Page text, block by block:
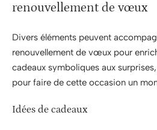
renouvellement de vœux
Divers éléments peuvent
renouvellement de vœux pour
cadeaux symboliques aux
pour faire de cette occasion un
Idées de cadeaux